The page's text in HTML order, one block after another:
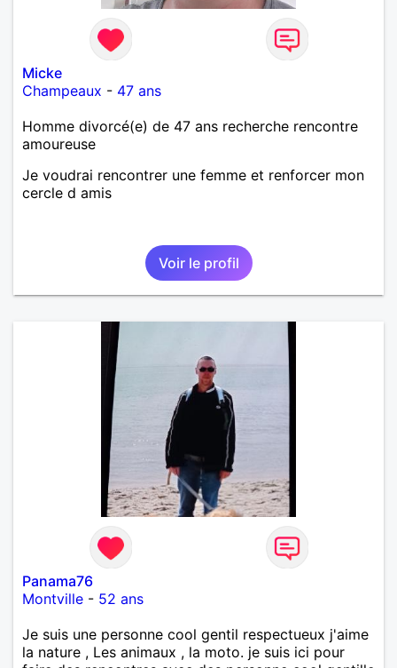
Micke
Champeaux - 47 ans
Homme divorcé(e) de 47 ans recherche rencontre
amoureuse
Je voudrai rencontrer une femme et renforcer mon
cercle d amis
Voir le profil
Panama76
Montville - 52 ans
Je suis une personne cool gentil respectueux j'aime
la nature , Les animaux , la moto. je suis ici pour